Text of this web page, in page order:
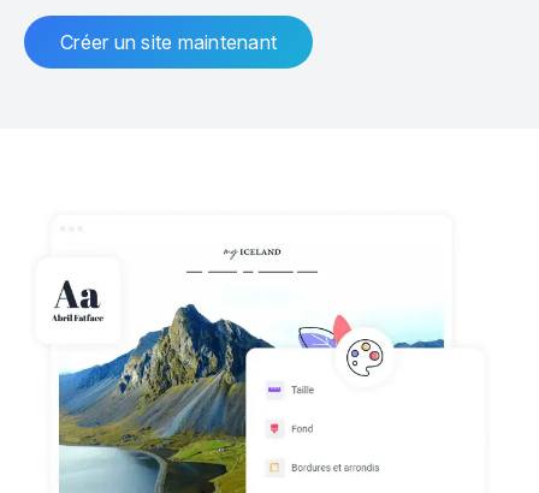
Créer un site maintenant